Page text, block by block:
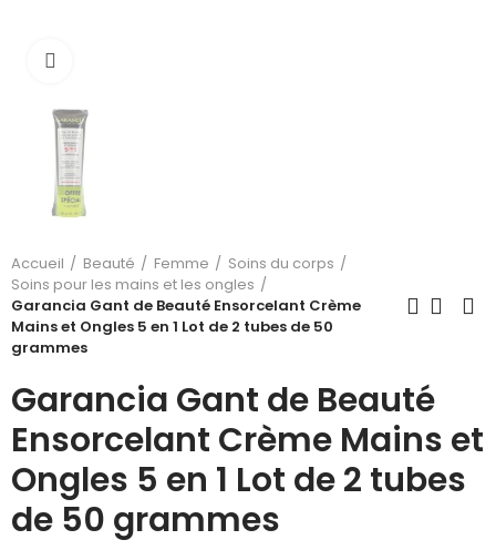
Accueil Beauté Femme
Soins du corps
Soins pour les mains et les ongles
Garancia Gant de Beauté Ensorcelant Crème
Mains et Ongles 5 en 1 Lot de 2 tubes de 50
grammes
Garancia Gant de Beauté
Ensorcelant Crème Mains et
Ongles 5 en 1 Lot de 2 tubes
de 50 grammes